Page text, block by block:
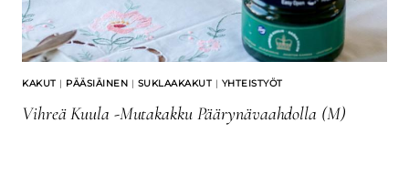
KAKUT | PÄÄSIÄINEN | SUKLAAKAKUT | YHTEISTYÖT
Vihreä Kuula -mutakakku Päärynävaahdolla (M)